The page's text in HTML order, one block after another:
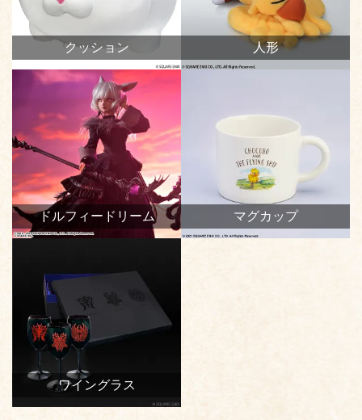
クッション 人形
ドルフィードリーム マグカップ
ワイングラス